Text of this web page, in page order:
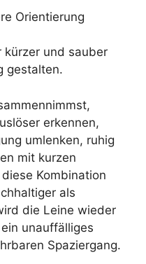
Orientierung
kürzer und sauber
gestalten.
erkennen,
umlenken, ruhig
mit kurzen
Kombination
als
die Leine wieder
unauffälliges
Spaziergang.